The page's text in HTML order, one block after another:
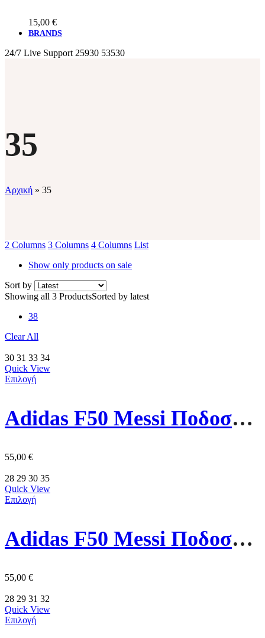
15,00 €
BRANDS
24/7 Live Support 25930 53530
35
Αρχική » 35
2 Columns 3 Columns 4 Columns List
Show only products on sale
Sort by
Showing all 3 ProductsSorted by latest
38
Clear All
30 31 33 34
Quick View
Επιλογή
Adidas F50 Messi Ποδοσφαιρικά Παπούτσια Σχάρα JR4427 Μπλε
55,00 €
28 29 30 35
Quick View
Επιλογή
Adidas F50 Messi Ποδοσφαιρικά Παπούτσια JP7453 Λευκό/Ασημί
55,00 €
28 29 31 32
Quick View
Επιλογή